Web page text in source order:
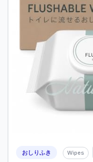
おしりふき Wipes